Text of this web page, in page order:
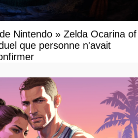
Nintendo » Zelda Ocarina of
que personne n'avait